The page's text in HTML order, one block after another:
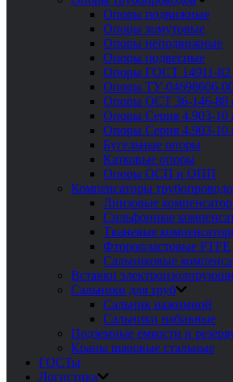
Опоры подвижные
Опоры хомутовые
Опоры неподвижные
Опоры подвесные
Опоры ГОСТ 14911-
Опоры ТУ-04698606-
Опоры ОСТ 36-146-88
Опоры Серия 4.903-
Опоры Серия 4.903-
Бугельные опоры
Катковые опоры
Опоры ОСП и ОПП
Компенсаторы
Линзовые
Сильфонные
Тканевые
Фторопластовые
Сальниковые
Вставки
Сальники для труб
Сальник нажимной
Сальники набивные
Подземные емкости и
Краны шаровые стальные
ГОСТы
Логистика